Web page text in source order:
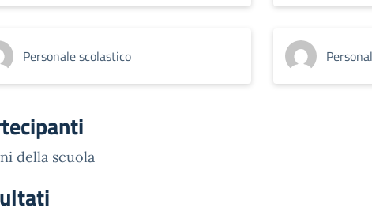
Personale scolastico
della scuola